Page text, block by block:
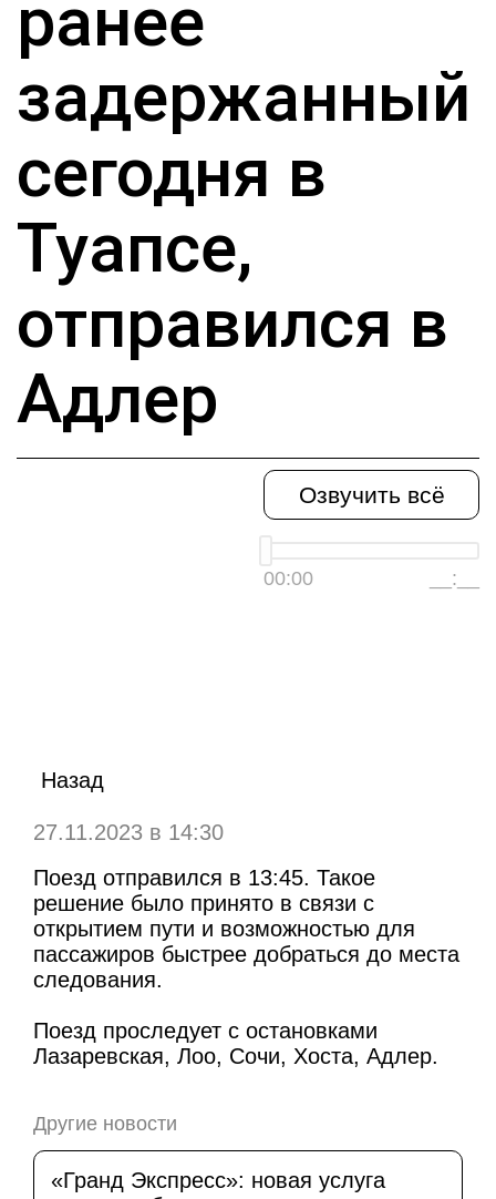
ранее
задержанный
сегодня в
Туапсе,
отправился в
Адлер
Озвучить всё
00:00 __:__
Назад
27.11.2023 в 14:30
Поезд отправился в 13:45. Такое
решение было принято в связи с
открытием пути и возможностью для
пассажиров быстрее добраться до места
следования.
Поезд проследует с остановками
Лазаревская, Лоо, Сочи, Хоста, Адлер.
Другие новости
«Гранд Экспресс»: новая услуга